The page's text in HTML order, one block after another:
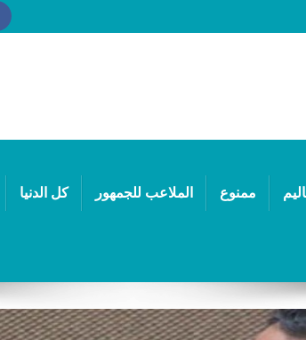
ممنوع الملاعب للجمهور كل الدنيا